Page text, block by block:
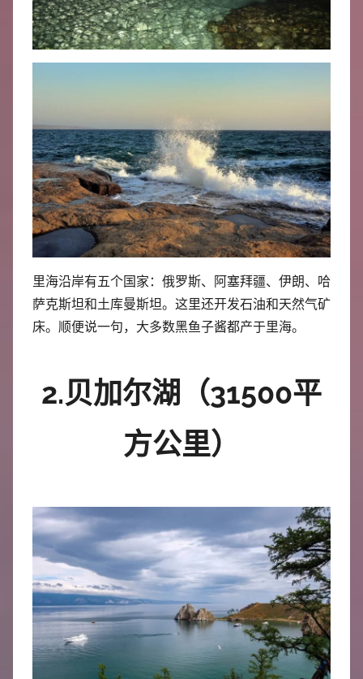
里海沿岸有五个国家：俄罗斯、阿塞拜疆、伊朗、哈
萨克斯坦和土库曼斯坦。这里还开发石油和天然气矿
床。顺便说一句，大多数黑鱼子酱都产于里海。
2.贝加尔湖（31500平
方公里）